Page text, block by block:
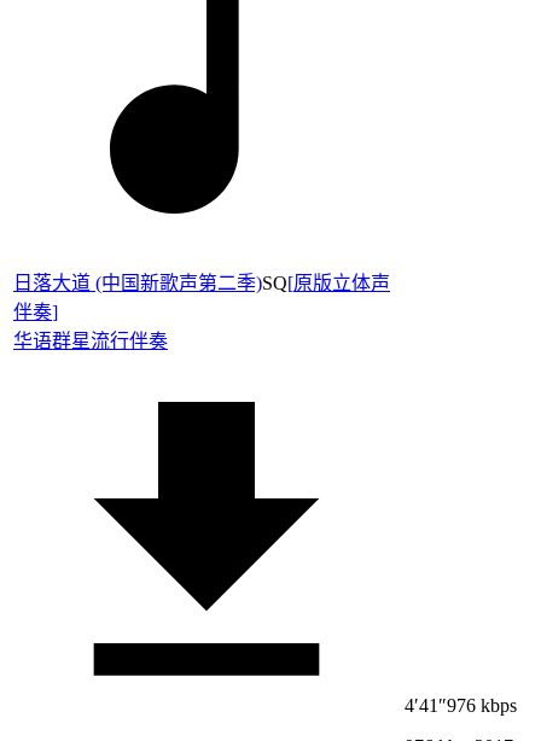
日落大道 (中国新歌声第二季)SQ[原版立体声
伴奏]
华语群星流行伴奏
4′41″976 kbps